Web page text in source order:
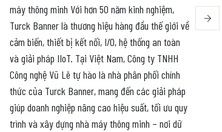
máy thông minh Với hơn 50 năm kinh nghiệm,
Turck Banner là thương hiệu hàng đầu thế giới về
cảm biến, thiết bị kết nối, I/O, hệ thống an toàn
và giải pháp IIoT. Tại Việt Nam, Công ty TNHH
Công nghệ Vũ Lê tự hào là nhà phân phối chính
thức của Turck Banner, mang đến các giải pháp
giúp doanh nghiệp nâng cao hiệu suất, tối ưu quy
trình và xây dựng nhà máy thông minh – nơi dữ
thế